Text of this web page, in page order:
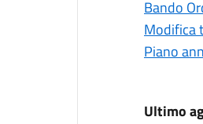
Bando
Modifica
Piano
Ultimo